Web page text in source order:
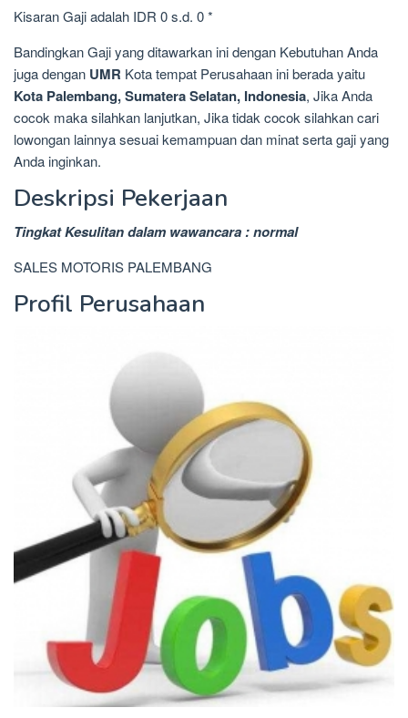
Kisaran Gaji adalah IDR 0 s.d. 0 *
Bandingkan Gaji yang ditawarkan ini dengan Kebutuhan Anda
juga dengan UMR Kota tempat Perusahaan ini berada yaitu
Kota Palembang, Sumatera Selatan, Indonesia, Jika Anda
cocok maka silahkan lanjutkan, Jika tidak cocok silahkan cari
lowongan lainnya sesuai kemampuan dan minat serta gaji yang
Anda inginkan.
Deskripsi Pekerjaan
Tingkat Kesulitan dalam wawancara : normal
SALES MOTORIS PALEMBANG
Profil Perusahaan